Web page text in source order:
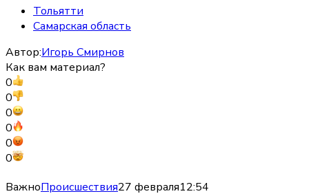
Тольятти
Самарская область
Автор:Игорь Смирнов
Как вам материал?
0
0
0
0
0
0
ВажноПроисшествия27 февраля12:54